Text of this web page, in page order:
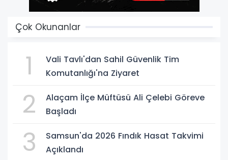
Çok Okunanlar
1
Vali Tavlı'dan Sahil Güvenlik Tim
Komutanlığı'na Ziyaret
2
Alaçam İlçe Müftüsü Ali Çelebi Göreve
Başladı
3
Samsun'da 2026 Fındık Hasat Takvimi
Açıklandı